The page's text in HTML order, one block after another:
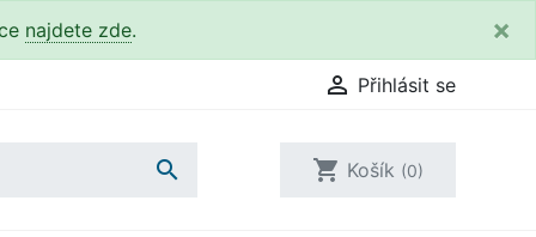
najdete zde. ×
 Přihlásit se
 shopping_cart Košík (0)